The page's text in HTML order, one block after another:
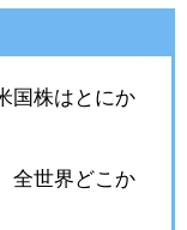
株はとにか
世界どこか